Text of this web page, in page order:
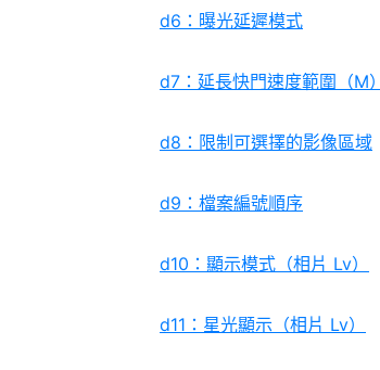
d6：曝光延遲模式
d7：延長快門速度範圍（M）
d8：限制可選擇的影像區域
d9：檔案編號順序
d10：顯示模式（相片 Lv）
d11：星光顯示（相片 Lv）